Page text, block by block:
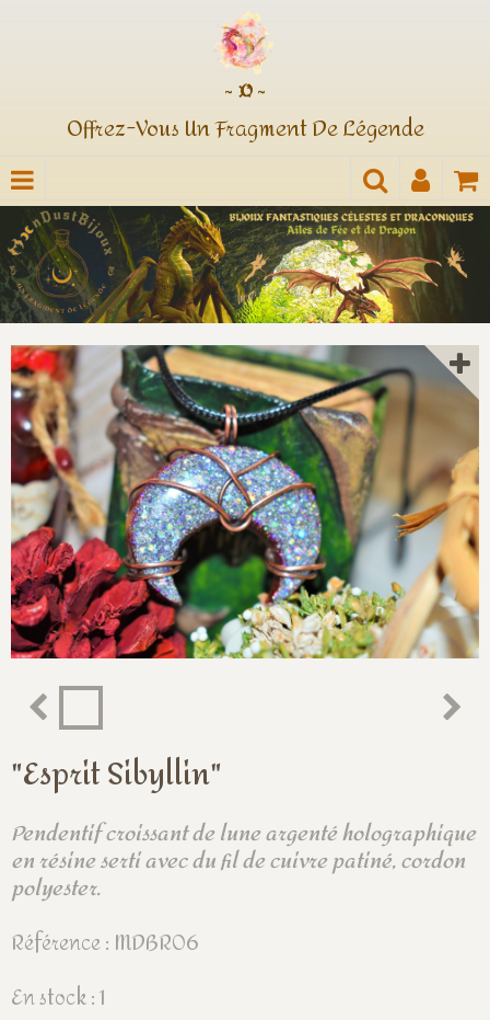
~ ¤ ~
Offrez-Vous Un Fragment De Légende
"Esprit Sibyllin"
Pendentif croissant de lune argenté holographique
en résine serti avec du fil de cuivre patiné, cordon
polyester.
Référence : MDBR06
En stock : 1